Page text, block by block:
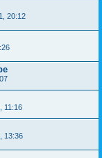
20:12
11:16
13:36